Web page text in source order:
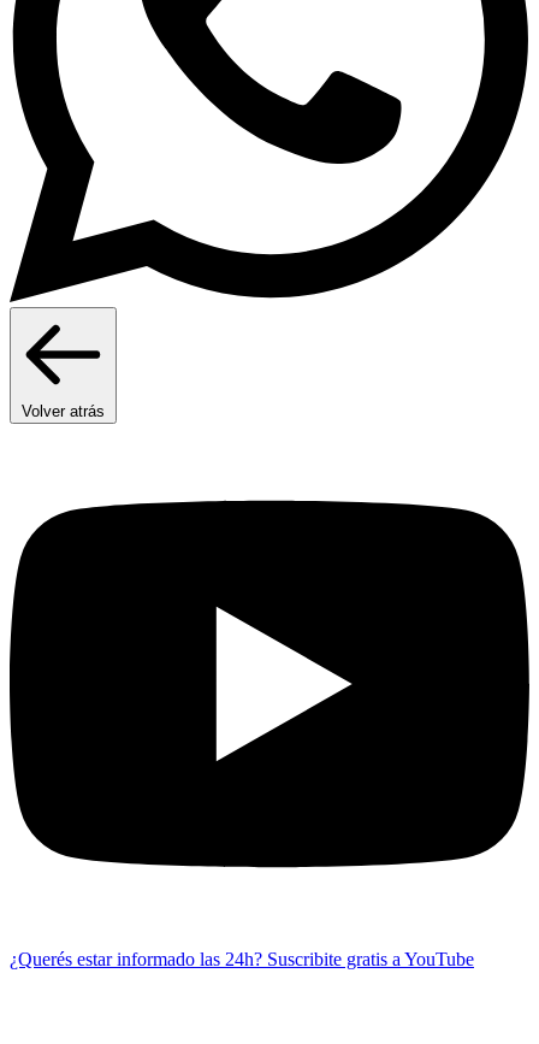
Volver atrás
¿Querés estar informado las 24h? Suscribite gratis a YouTube